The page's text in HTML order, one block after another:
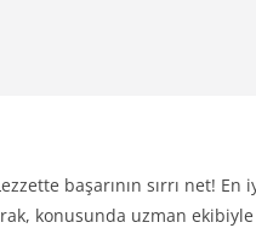
başarının sırrı net!
konusunda uzman